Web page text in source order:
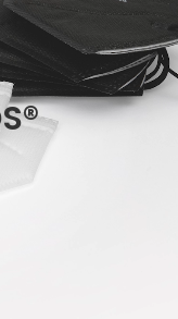
S®